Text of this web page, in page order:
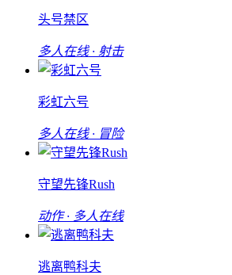
头号禁区
多人在线 · 射击
彩虹六号
多人在线 · 冒险
守望先锋Rush
动作 · 多人在线
逃离鸭科夫